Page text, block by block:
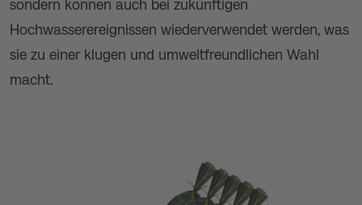
sondern können auch bei zukünftigen
Hochwasserereignissen wiederverwendet werden, was
sie zu einer klugen und umweltfreundlichen Wahl
macht.